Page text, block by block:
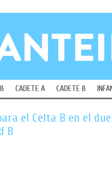
CADETE A CADETE B
el Celta B en el
B